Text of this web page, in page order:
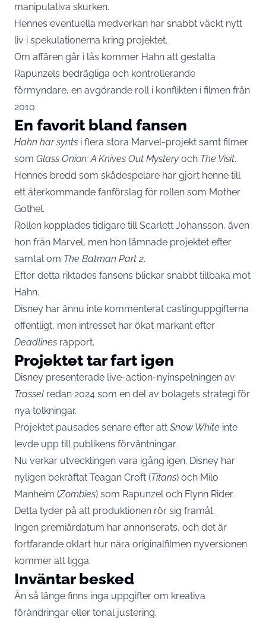
manipulativa skurken.
Hennes eventuella medverkan har snabbt väckt nytt
liv i spekulationerna kring projektet.
Om affären går i lås kommer Hahn att gestalta
Rapunzels bedrägliga och kontrollerande
förmyndare, en avgörande roll i konflikten i filmen från
2010.
En favorit bland fansen
Hahn har synts i flera stora Marvel-projekt samt filmer
som Glass Onion: A Knives Out Mystery och The Visit.
Hennes bredd som skådespelare har gjort henne till
ett återkommande fanförslag för rollen som Mother
Gothel.
Rollen kopplades tidigare till Scarlett Johansson, även
hon från Marvel, men hon lämnade projektet efter
samtal om The Batman Part 2.
Efter detta riktades fansens blickar snabbt tillbaka mot
Hahn.
Disney har ännu inte kommenterat castinguppgifterna
offentligt, men intresset har ökat markant efter
Deadlines rapport.
Projektet tar fart igen
Disney presenterade live-action-nyinspelningen av
Trassel redan 2024 som en del av bolagets strategi för
nya tolkningar.
Projektet pausades senare efter att Snow White inte
levde upp till publikens förväntningar.
Nu verkar utvecklingen vara igång igen. Disney har
nyligen bekräftat Teagan Croft (Titans) och Milo
Manheim (Zombies) som Rapunzel och Flynn Rider.
Detta tyder på att produktionen rör sig framåt.
Ingen premiärdatum har annonserats, och det är
fortfarande oklart hur nära originalfilmen nyversionen
kommer att ligga.
Inväntar besked
Än så länge finns inga uppgifter om kreativa
förändringar eller tonal justering.